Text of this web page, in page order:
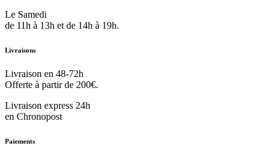
Le Samedi
de 11h à 13h et de 14h à 19h.
Livraisons
Livraison en 48-72h
Offerte à partir de 200€.
Livraison express 24h
en Chronopost
Paiements